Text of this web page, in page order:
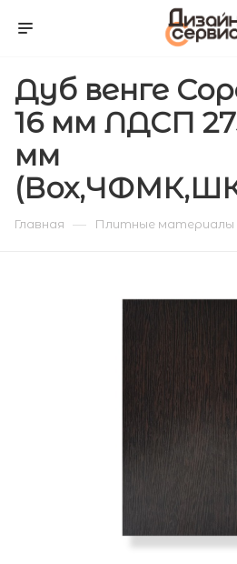
Дуб венге
16 мм ЛДСП
мм
Главная — Плитные